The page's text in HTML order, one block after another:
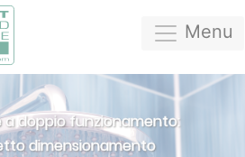
Menu
a doppio funzionamento:
dimensionamento